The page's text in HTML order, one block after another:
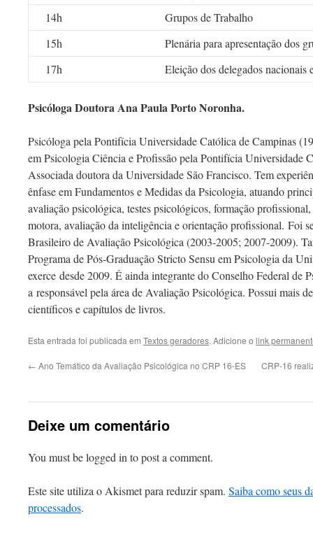
14h
Grupos de Trabalho
15h
Plenária para apresentação dos
17h
Eleição dos delegados nacionais
Psicóloga Doutora Ana Paula Porto Noronha.
Psicóloga pela Pontifícia Universidade Católica de Campinas
em Psicologia Ciência e Profissão pela Pontifícia Universidade
Associada doutora da Universidade São Francisco. Tem
ênfase em Fundamentos e Medidas da Psicologia, atuando
avaliação psicológica, testes psicológicos, formação
motora, avaliação da inteligência e orientação profissional. Foi
Brasileiro de Avaliação Psicológica (2003-2005; 2007-2009).
Programa de Pós-Graduação Stricto Sensu em Psicologia da
exerce desde 2009. É ainda integrante do Conselho Federal de
a responsável pela área de Avaliação Psicológica. Possui mais
científicos e capítulos de livros.
Esta entrada foi publicada em Textos geradores. Adicione o link
← Ano Temático da Avaliação Psicológica no CRP 16-ES CRP-16
Deixe um comentário
You must be logged in to post a comment.
Este site utiliza o Akismet para reduzir spam. Saiba como seus
processados.